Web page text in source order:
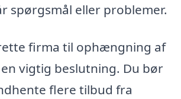
spørgsmål eller problemer.
firma til ophængning af
vigtig beslutning. Du bør
flere tilbud fra